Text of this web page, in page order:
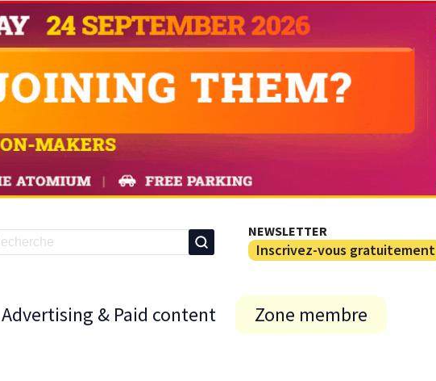
NEWSLETTER
Inscrivez-vous gratuitement
Advertising & Paid content Zone membre